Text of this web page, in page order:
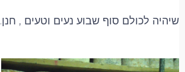
שיהיה לכולם סוף שבוע נעים וטעים , חנן.